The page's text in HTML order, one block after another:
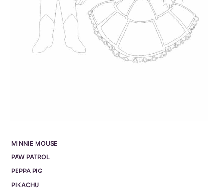
MINNIE MOUSE
PAW PATROL
PEPPA PIG
PIKACHU